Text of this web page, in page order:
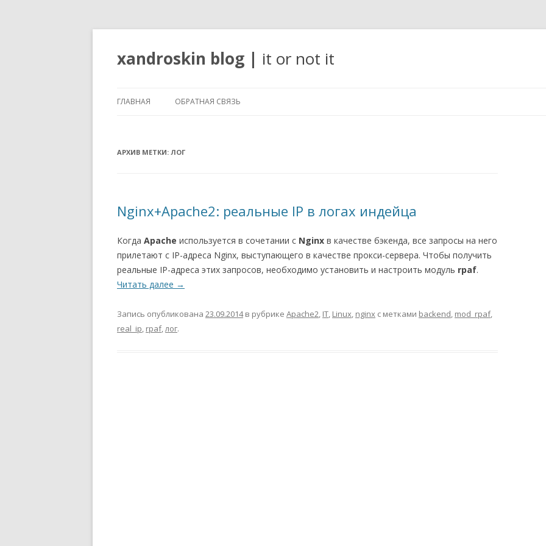
xandroskin blog | it or not it
ГЛАВНАЯ ОБРАТНАЯ СВЯЗЬ
АРХИВ МЕТКИ: ЛОГ
Nginx+Apache2: реальные IP в логах индейца
Когда Apache используется в сочетании с Nginx в качестве бэкенда, все запросы на него
прилетают с IP-адреса Nginx, выступающего в качестве прокси-сервера. Чтобы получить
реальные IP-адреса этих запросов, необходимо установить и настроить модуль rpaf.
Читать далее →
Запись опубликована 23.09.2014в рубрике Apache2, IT, Linux, nginx с метками backend, mod_rpaf,
real_ip, rpaf,лог.